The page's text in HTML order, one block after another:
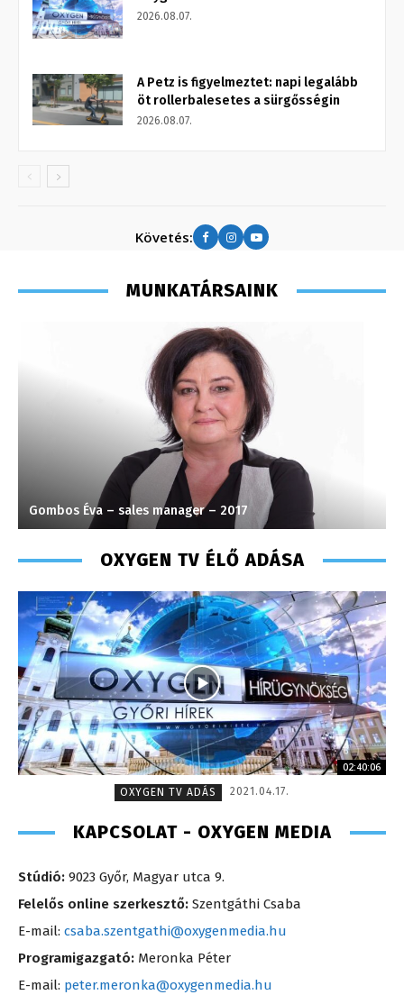
2026.08.07.
A Petz is figyelmeztet: napi legalább
öt rollerbalesetes a sürgősségin
2026.08.07.
Követés:
MUNKATÁRSAINK
Gombos Éva – sales manager – 2017
OXYGEN TV ÉLŐ ADÁSA
02:40:06
OXYGEN TV ADÁS
2021.04.17.
KAPCSOLAT - OXYGEN MEDIA
Stúdió: 9023 Győr, Magyar utca 9.
Felelős online szerkesztő: Szentgáthi Csaba
E-mail: csaba.szentgathi@oxygenmedia.hu
Programigazgató: Meronka Péter
E-mail: peter.meronka@oxygenmedia.hu